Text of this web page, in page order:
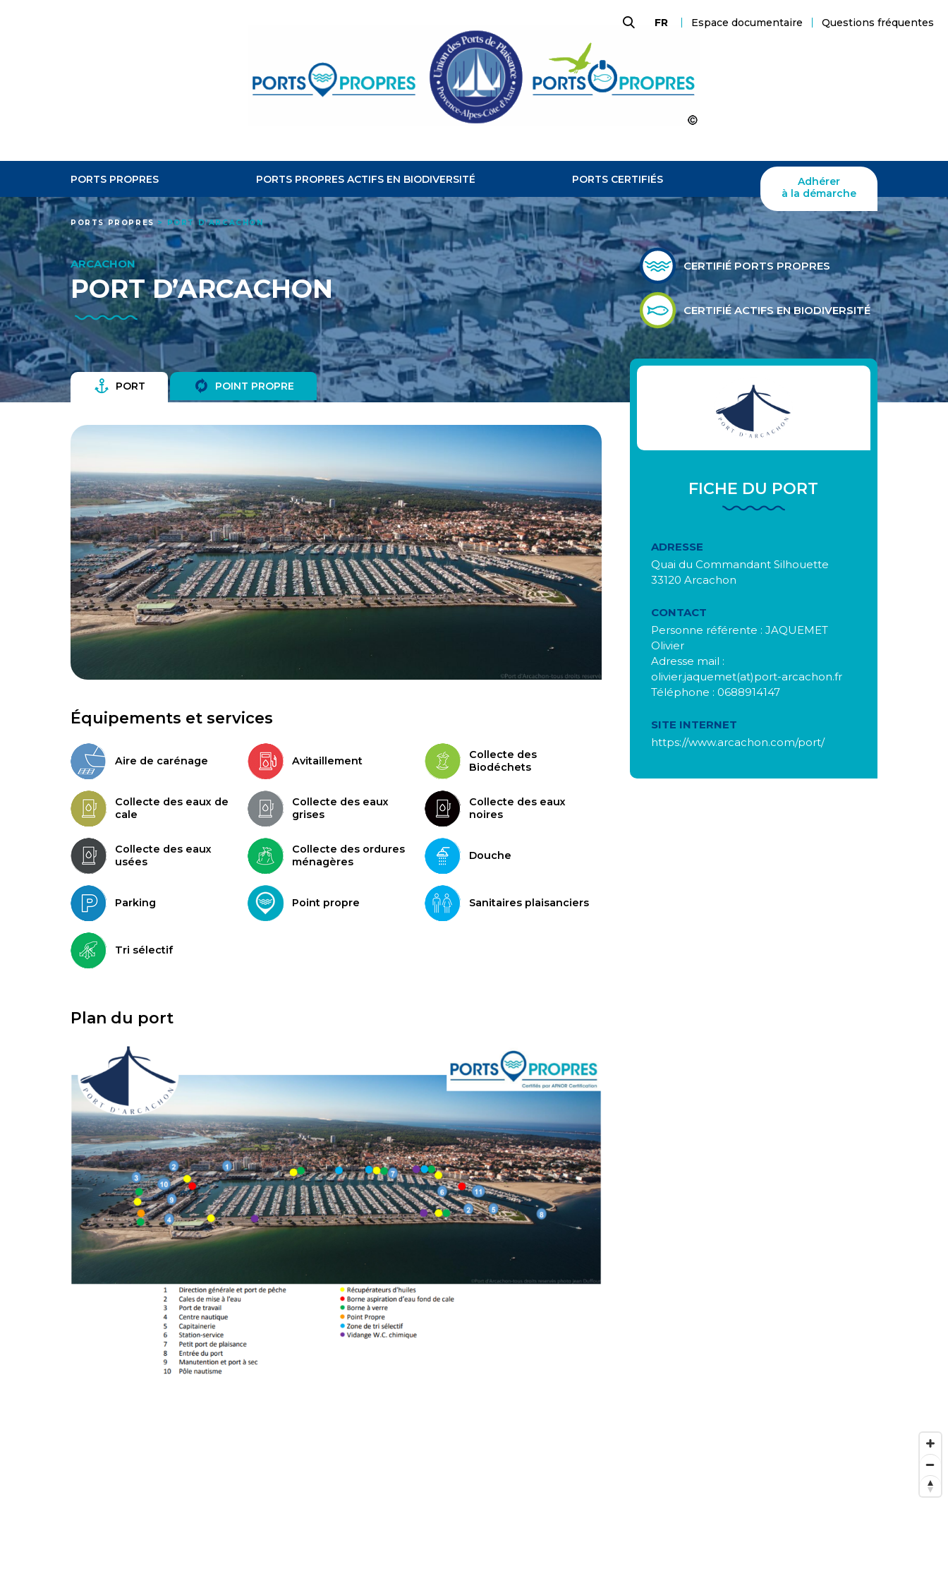
FR Espace documentaire Questions fréquentes
PROPRES
PORTS PROPRES PORTS PROPRES ACTIFS EN BIODIVERSITÉ PORTS CERTIFIÉS
Adhérer
à la démarche
PORTS PROPRES > PORT D’ARCACHON
ARCACHON
PORT D’ARCACHON
CERTIFIÉ PORTS PROPRES
CERTIFIÉ ACTIFS EN BIODIVERSITÉ
PORT POINT PROPRE
Équipements et services
Aire de carénage Avitaillement
Collecte des
Biodéchets
Collecte des eaux de
cale
Collecte des eaux
grises
Collecte des eaux
noires
Collecte des eaux
usées
Collecte des ordures
ménagères
Douche
Parking Point propre Sanitaires plaisanciers
Tri sélectif
Plan du port
FICHE DU PORT
ADRESSE
Quai du Commandant Silhouette
33120 Arcachon
CONTACT
Personne référente : JAQUEMET
Olivier
Adresse mail :
olivier.jaquemet(at)port-arcachon.fr
Téléphone : 0688914147
SITE INTERNET
https://www.arcachon.com/port/